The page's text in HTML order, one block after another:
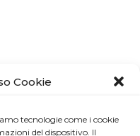
Cookie
tecnologie come i cookie
del dispositivo. Il